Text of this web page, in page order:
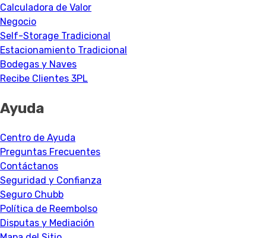
Calculadora de Valor
Negocio
Self-Storage Tradicional
Estacionamiento Tradicional
Bodegas y Naves
Recibe Clientes 3PL
Ayuda
Centro de Ayuda
Preguntas Frecuentes
Contáctanos
Seguridad y Confianza
Seguro Chubb
Política de Reembolso
Disputas y Mediación